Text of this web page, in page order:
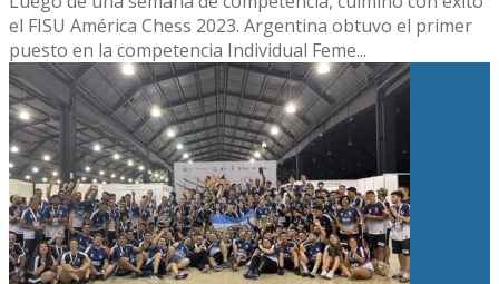
el FISU América Chess 2023. Argentina obtuvo el primer
puesto en la competencia Individual Feme...